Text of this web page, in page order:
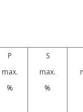
P
max.
%
S
max.
%